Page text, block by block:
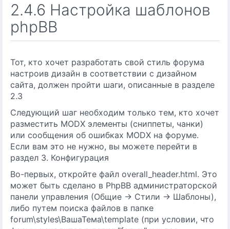
2.4.6 Настройка шаблонов
phpBB
Тот, кто хочет разработать свой стиль форума
настроив дизайн в соответствии с дизайном
сайта, должен пройти шаги, описанные в разделе
2.3
Следующий шаг необходим только тем, кто хочет
разместить MODX элементы (сниппеты, чанки)
или сообщения об ошибках MODX на форуме.
Если вам это не нужно, вы можете перейти в
раздел 3. Конфигурация
Во-первых, откройте файл overall_header.html. Это
может быть сделано в PhpBB администраторской
панели управления (Общие -> Стили -> Шаблоны),
либо путем поиска файлов в папке
forum\styles\ВашаТема\template (при условии, что